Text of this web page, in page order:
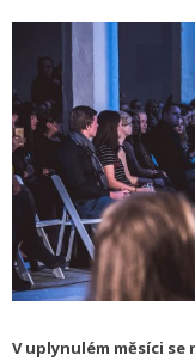
V uplynulém měsíci